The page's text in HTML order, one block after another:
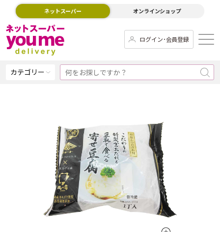
ネットスーパー オンラインショップ
ログイン･会員登録
カテゴリー